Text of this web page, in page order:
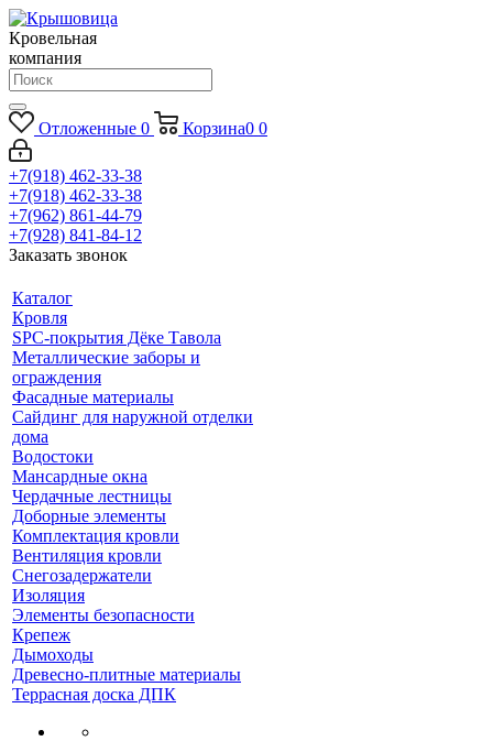
Кровельная
компания
Отложенные 0 Корзина0 0
+7(918) 462-33-38
+7(918) 462-33-38
+7(962) 861-44-79
+7(928) 841-84-12
Заказать звонок
Каталог
Кровля
SPC-покрытия Дёке Тавола
Металлические заборы и
ограждения
Фасадные материалы
Сайдинг для наружной отделки
дома
Водостоки
Мансардные окна
Чердачные лестницы
Доборные элементы
Комплектация кровли
Вентиляция кровли
Снегозадержатели
Изоляция
Элементы безопасности
Крепеж
Дымоходы
Древесно-плитные материалы
Террасная доска ДПК